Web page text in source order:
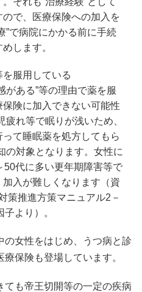
で、医療保険への加入を
”で病院にかかる前に手続
します。
服用している
がある”等の理由で薬を服
険に加入できない可能性
疲れ等で眠りが浅いため、
て睡眠薬を処方してもら
の対象となります。女性に
50代に多い更年期障害等で
入が難しくなります（資
策推進方策マニュアル2－
より）。
女性をはじめ、うつ病と診
保険も登場しています。
ても帝王切開等の一定の疾病